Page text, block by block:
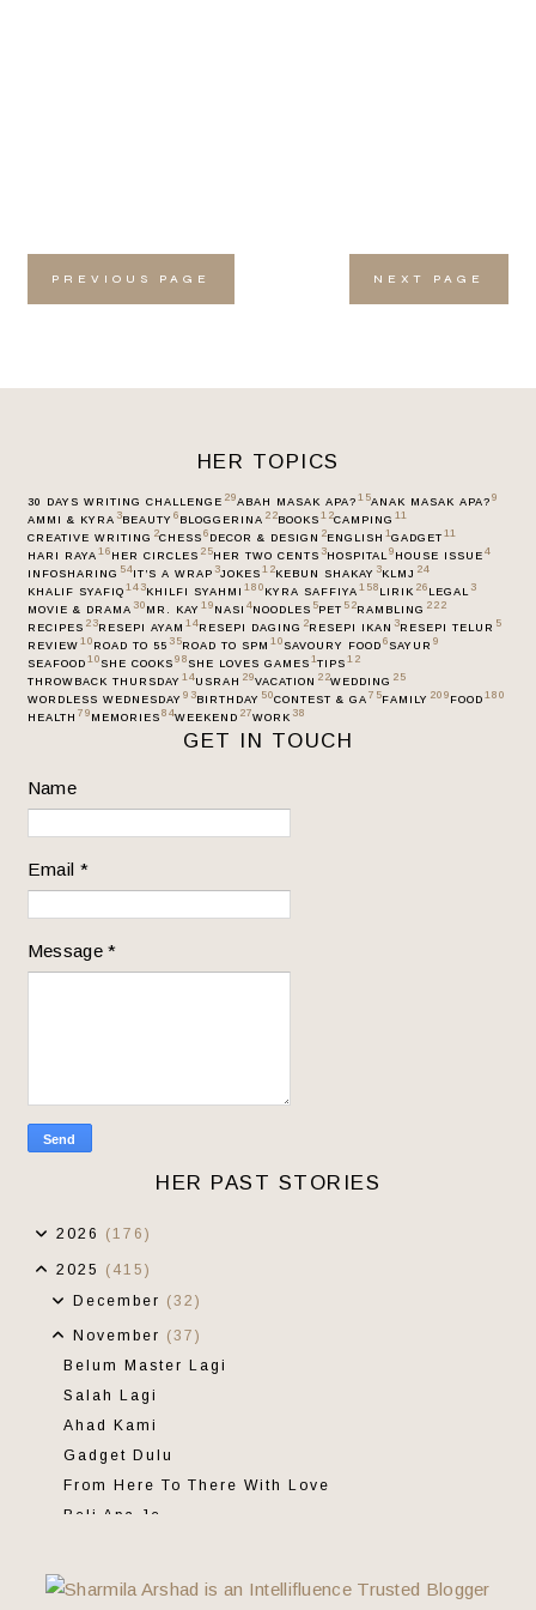
PREVIOUS PAGE NEXT PAGE
HER TOPICS
30 DAYS WRITING CHALLENGE 29ABAH MASAK APA? 15ANAK MASAK APA? 9
AMMI & KYRA 3BEAUTY 6 BLOGGERINA 22BOOKS 12CAMPING 11
CREATIVE WRITING 2CHESS 6 DECOR & DESIGN 2ENGLISH 1GADGET 11
HARI RAYA 16 HER CIRCLES 25HER TWO CENTS 3HOSPITAL9 HOUSE ISSUE 4
INFOSHARING 54IT’S A WRAP 3JOKES 12KEBUN SHAKAY 3KLMJ 24
KHALIF SYAFIQ 143KHILFI SYAHMI 180 KYRA SAFFIYA 158 LIRIK 26 LEGAL3
MOVIE & DRAMA 30 MR. KAY 19 NASI 4NOODLES 5PET 52RAMBLING 222
RECIPES 23RESEPI AYAM 14RESEPI DAGING 2RESEPI IKAN 3RESEPI TELUR 5
REVIEW 10 ROAD TO 55 35ROAD TO SPM 10 SAVOURY FOOD 6 SAYUR 9
SEAFOOD 10 SHE COOKS 98 SHE LOVES GAMES 1TIPS 12
THROWBACK THURSDAY 14USRAH 29VACATION 22WEDDING 25
WORDLESS WEDNESDAY 93BIRTHDAY 50CONTEST & GA 75FAMILY 209 FOOD 180
HEALTH 79 MEMORIES 84WEEKEND 27WORK 38
GET IN TOUCH
Name
Email *
Message*
HER PAST STORIES
2026 (176)
2025 (415)
December (32)
November (37)
Belum Master Lagi
Salah Lagi
Ahad Kami
Gadget Dulu
From Here To There With Love
Beli Apa Je